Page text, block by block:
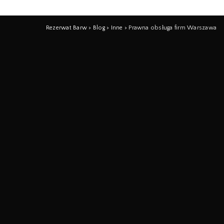
Rezerwat Barw > Blog> Inne > Prawna obsługa firm Warszawa